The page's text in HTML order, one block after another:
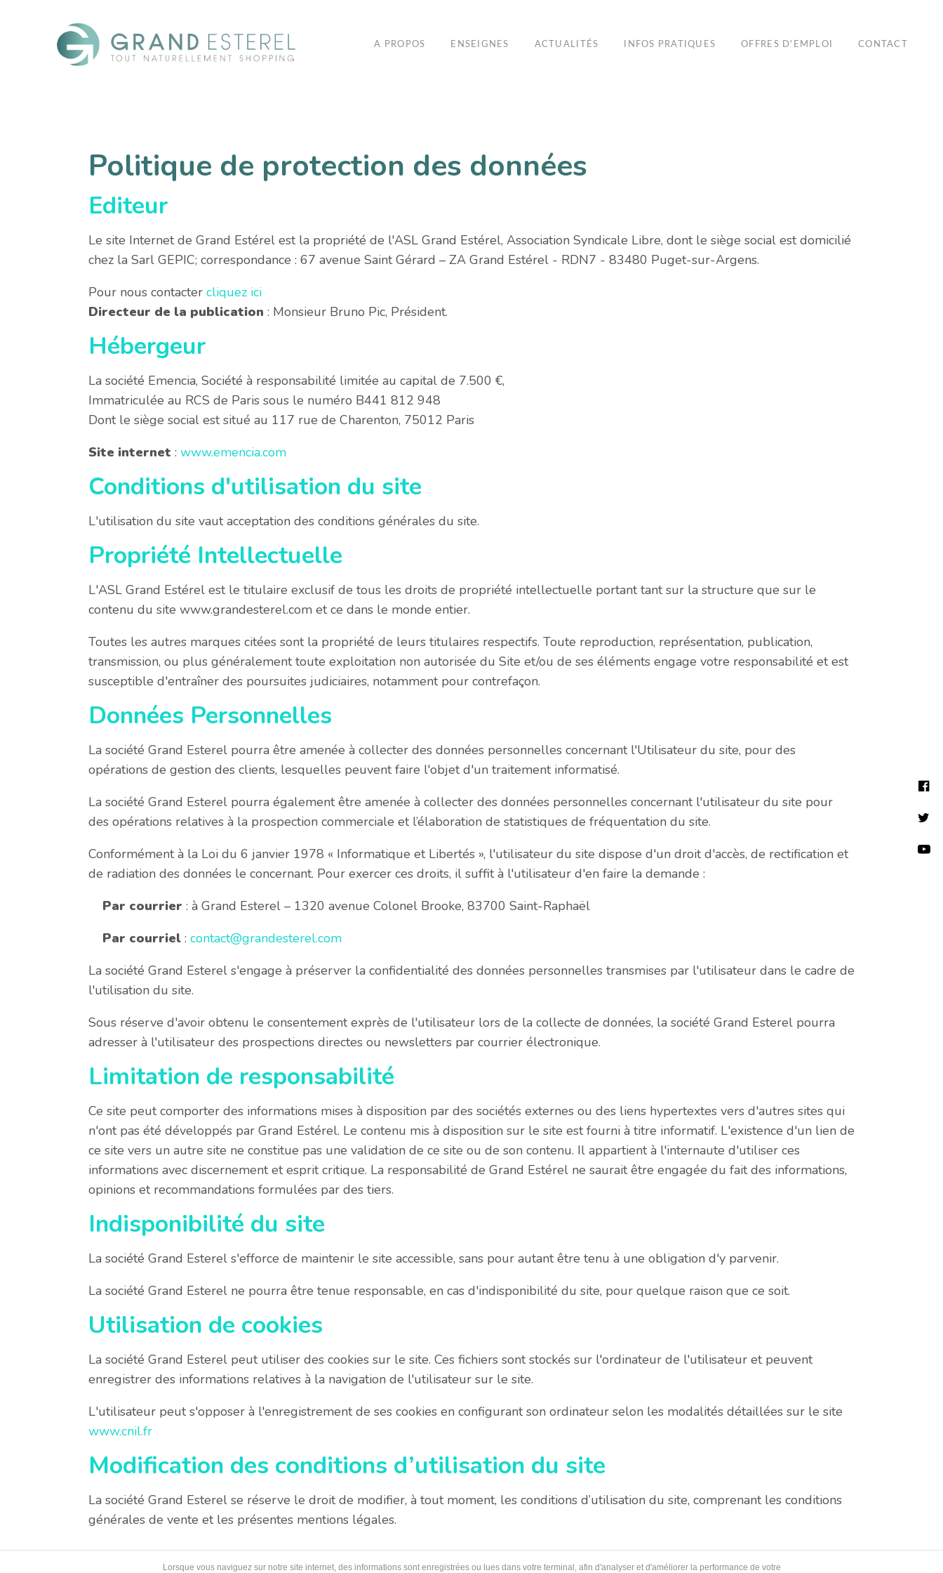
A PROPOS ENSEIGNES ACTUALITÉS INFOS PRATIQUES OFFRES D'EMPLOI CONTACT
Politique de protection des données
Editeur
Le site Internet de Grand Estérel est la propriété de l'ASL Grand Estérel, Association Syndicale Libre, dont le siège social est domicilié
chez la Sarl GEPIC; correspondance : 67 avenue Saint Gérard – ZA Grand Estérel - RDN7 - 83480 Puget-sur-Argens.
Pour nous contacter cliquez ici
Directeur de la publication : Monsieur Bruno Pic, Président.
Hébergeur
La société Emencia, Société à responsabilité limitée au capital de 7.500 €,
Immatriculée au RCS de Paris sous le numéro B441 812 948
Dont le siège social est situé au 117 rue de Charenton, 75012 Paris
Site internet : www.emencia.com
Conditions d'utilisation du site
L'utilisation du site vaut acceptation des conditions générales du site.
Propriété Intellectuelle
L'ASL Grand Estérel est le titulaire exclusif de tous les droits de propriété intellectuelle portant tant sur la structure que sur le
contenu du site www.grandesterel.com et ce dans le monde entier.
Toutes les autres marques citées sont la propriété de leurs titulaires respectifs. Toute reproduction, représentation, publication,
transmission, ou plus généralement toute exploitation non autorisée du Site et/ou de ses éléments engage votre responsabilité et est
susceptible d'entraîner des poursuites judiciaires, notamment pour contrefaçon.
Données Personnelles
La société Grand Esterel pourra être amenée à collecter des données personnelles concernant l'Utilisateur du site, pour des
opérations de gestion des clients, lesquelles peuvent faire l'objet d'un traitement informatisé.
La société Grand Esterel pourra également être amenée à collecter des données personnelles concernant l'utilisateur du site pour
des opérations relatives à la prospection commerciale et l’élaboration de statistiques de fréquentation du site.
Conformément à la Loi du 6 janvier 1978 « Informatique et Libertés », l'utilisateur du site dispose d'un droit d'accès, de rectification et
de radiation des données le concernant. Pour exercer ces droits, il suffit à l'utilisateur d'en faire la demande :
Par courrier : à Grand Esterel – 1320 avenue Colonel Brooke, 83700 Saint-Raphaël
Par courriel: contact@grandesterel.com
La société Grand Esterel s'engage à préserver la confidentialité des données personnelles transmises par l'utilisateur dans le cadre de
l'utilisation du site.
Sous réserve d'avoir obtenu le consentement exprès de l'utilisateur lors de la collecte de données, la société Grand Esterel pourra
adresser à l'utilisateur des prospections directes ou newsletters par courrier électronique.
Limitation de responsabilité
Ce site peut comporter des informations mises à disposition par des sociétés externes ou des liens hypertextes vers d'autres sites qui
n'ont pas été développés par Grand Estérel. Le contenu mis à disposition sur le site est fourni à titre informatif. L'existence d'un lien de
ce site vers un autre site ne constitue pas une validation de ce site ou de son contenu. Il appartient à l'internaute d'utiliser ces
informations avec discernement et esprit critique. La responsabilité de Grand Estérel ne saurait être engagée du fait des informations,
opinions et recommandations formulées par des tiers.
Indisponibilité du site
La société Grand Esterel s'efforce de maintenir le site accessible, sans pour autant être tenu à une obligation d'y parvenir.
La société Grand Esterel ne pourra être tenue responsable, en cas d'indisponibilité du site, pour quelque raison que ce soit.
Utilisation de cookies
La société Grand Esterel peut utiliser des cookies sur le site. Ces fichiers sont stockés sur l'ordinateur de l'utilisateur et peuvent
enregistrer des informations relatives à la navigation de l'utilisateur sur le site.
L'utilisateur peut s'opposer à l'enregistrement de ses cookies en configurant son ordinateur selon les modalités détaillées sur le site
www.cnil.fr
Modification des conditions d’utilisation du site
La société Grand Esterel se réserve le droit de modifier, à tout moment, les conditions d’utilisation du site, comprenant les conditions
générales de vente et les présentes mentions légales.
Lorsque vous naviguez sur notre site internet, des informations sont enregistrées ou lues dans votre terminal, afin d'analyser et d'améliorer la performance de votre